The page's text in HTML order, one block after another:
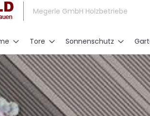
Megerle GmbH Holzbetriebe
Tore Sonnenschutz